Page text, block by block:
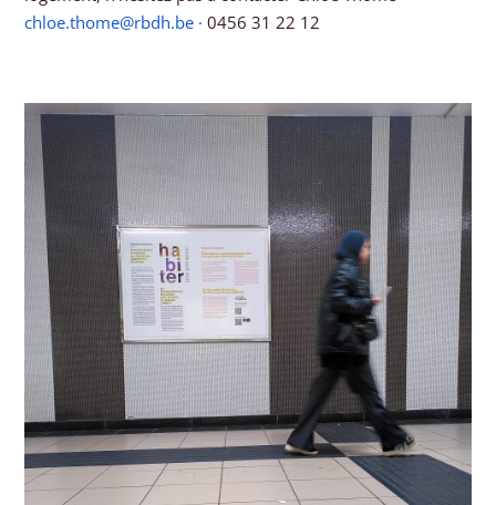
chloe.thome@rbdh.be ·0456 31 22 12